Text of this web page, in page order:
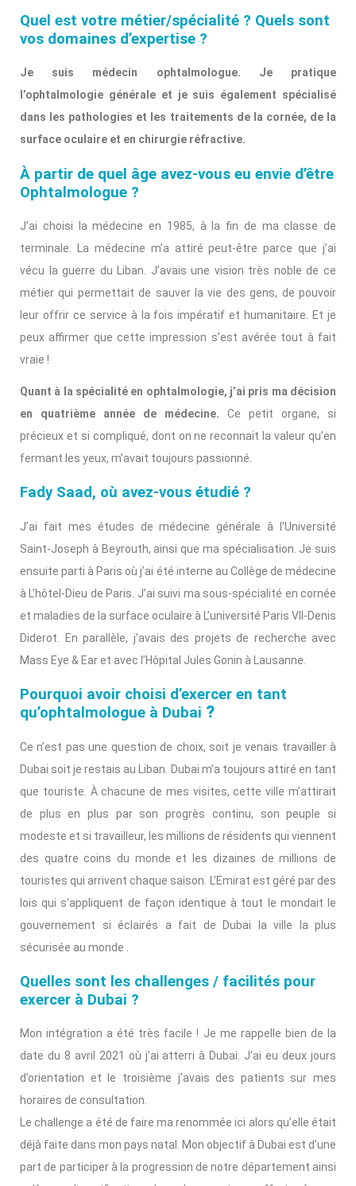
Quel est votre métier/spécialité ? Quels sont
vos domaines d’expertise ?
Je suis médecin ophtalmologue. Je pratique
l’ophtalmologie générale et je suis également spécialisé
dans les pathologies et les traitements de la cornée, de la
surface oculaire et en chirurgie réfractive.
À partir de quel âge avez-vous eu envie d’être
Ophtalmologue ?
J’ai choisi la médecine en 1985, à la fin de ma classe de
terminale. La médecine m’a attiré peut-être parce que j’ai
vécu la guerre du Liban. J’avais une vision très noble de ce
métier qui permettait de sauver la vie des gens, de pouvoir
leur offrir ce service à la fois impératif et humanitaire. Et je
peux affirmer que cette impression s’est avérée tout à fait
vraie !
Quant à la spécialité en ophtalmologie, j’ai pris ma décision
en quatrième année de médecine. Ce petit organe, si
précieux et si compliqué, dont on ne reconnait la valeur qu’en
fermant les yeux, m’avait toujours passionné.
Fady Saad, où avez-vous étudié ?
J’ai fait mes études de médecine générale à l’Université
Saint-Joseph à Beyrouth, ainsi que ma spécialisation. Je suis
ensuite parti à Paris où j’ai été interne au Collège de médecine
à L’hôtel-Dieu de Paris. J’ai suivi ma sous-spécialité en cornée
et maladies de la surface oculaire à L’université Paris VII-Denis
Diderot. En parallèle, j’avais des projets de recherche avec
Mass Eye & Ear et avec l’Hôpital Jules Gonin à Lausanne.
Pourquoi avoir choisi d’exercer en tant
qu’ophtalmologue à Dubai ?
Ce n’est pas une question de choix, soit je venais travailler à
Dubai soit je restais au Liban. Dubai m’a toujours attiré en tant
que touriste. À chacune de mes visites, cette ville m’attirait
de plus en plus par son progrès continu, son peuple si
modeste et si travailleur, les millions de résidents qui viennent
des quatre coins du monde et les dizaines de millions de
touristes qui arrivent chaque saison. L’Emirat est géré par des
lois qui s’appliquent de façon identique à tout le mondait le
gouvernement si éclairés a fait de Dubai la ville la plus
sécurisée au monde .
Quelles sont les challenges / facilités pour
exercer à Dubai ?
Mon intégration a été très facile ! Je me rappelle bien de la
date du 8 avril 2021 où j’ai atterri à Dubai. J’ai eu deux jours
d’orientation et le troisième j’avais des patients sur mes
horaires de consultation.
Le challenge a été de faire ma renommée ici alors qu’elle était
déjà faite dans mon pays natal. Mon objectif à Dubai est d’une
part de participer à la progression de notre département ainsi